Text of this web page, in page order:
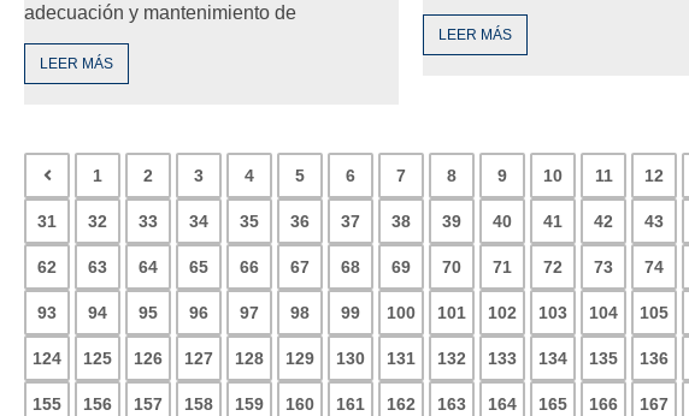
adecuación y mantenimiento de
LEER MÁS
LEER MÁS
1 2 3 4 5 6 7 8 9 10 11 12
31 32 33 34 35 36 37 38 39 40 41 42 43
62 63 64 65 66 67 68 69 70 71 72 73 74
93 94 95 96 97 98 99 100 101 102 103 104 105
124 125 126 127 128 129 130 131 132 133 134 135 136
155 156 157 158 159 160 161 162 163 164 165 166 167